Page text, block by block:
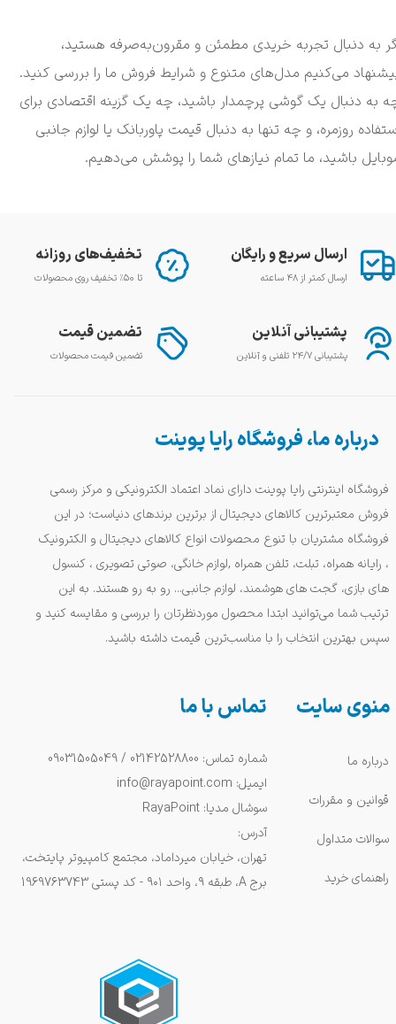
به دنبال تجربه خریدی مطمئن و مقرون‌به‌صرفه هستید،
می‌کنیم مدل‌های متنوع و شرایط فروش ما را بررسی کنید.
به دنبال یک گوشی پرچمدار باشید، چه یک گزینه اقتصادی برای
روزمره، و چه تنها به دنبال قیمت پاوربانک یا لوازم جانبی
باشید، ما تمام نیازهای شما را پوشش می‌دهیم.
منوی سایت
درباره ما
قوانین و مقررات
سوالات متداول
راهنمای خرید
درباره ما، فروشگاه رایا پوینت
فروشگاه اینترنتی رایا پوینت دارای نماد اعتماد الکترونیکی و مرکز رسمی
فروش معتبرترین کالاهای دیجیتال از برترین برندهای دنیاست؛ در این
فروشگاه مشتریان با تنوع محصولات انواع کالاهای دیجیتال و الکترونیک
، رایانه همراه، تبلت، تلفن همراه ,لوازم خانگی، صوتی تصویری ، کنسول
های بازی، گجت های هوشمند، لوازم جانبی... رو به رو هستند. به این
ترتیب شما می‌توانید ابتدا محصول موردنظرتان را بررسی و مقایسه کنید و
سپس بهترین انتخاب را با مناسب‌ترین قیمت داشته باشید.
ارسال سریع و رایگان
ارسال کمتر از ۴۸ ساعته
تخفیف‌های روزانه
تا ۵۰٪ تخفیف روی محصولات
پشتیبانی آنلاین
پشتیبانی ۲۴/۷ تلفنی و آنلاین
تضمین قیمت
تضمین قیمت محصولات
تماس با ما
شماره تماس: 02142528800 / 09031505049
ایمیل: info@rayapoint.com
سوشال مدیا: RayaPoint
آدرس:
تهران، خیابان میرداماد، مجتمع کامپیوتر پایتخت،
برج A، طبقه ۹، واحد ۹۰۱ - کد پستی 1969763743